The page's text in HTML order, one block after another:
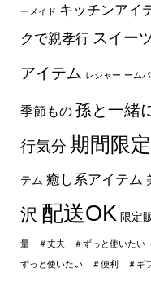
ーメイド キッチンアイ
クで親孝行 スイー
アイテム レジャー ーム
季節もの 孫と一緒
行気分 期間限定
テム 癒し系アイテム
沢 配送OK 限定
量 ＃丈夫 ＃ずっと使いたい
ずっと使いたい ＃便利 ＃ギ